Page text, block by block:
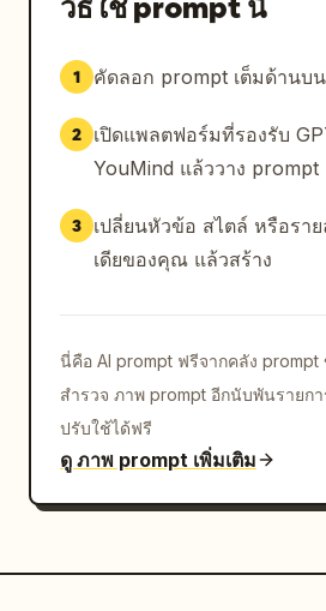
"เต็มตัวด้านข้าง", "ใบหน้าด้านหน้
      "speech_bubble": "แถมยังล็อกตัวละครได้ด้วย!
ต่อไปจะวาดตัวละครอย่างฉันให้หน้าต
ได้แล้วนะ!"
    },
      "number": 8,
      "action": "ชูนิ้วโป้ง ขยิบตา พร้อมพื้นหลัง
วิ้งๆ",
จริงๆ! ทุกคนต้องจับตามองให้ดีนะ!
    }
  ]
วิธีใช้ prompt นี้
1 คัดลอก prompt เต็มด้านบน
2
เปิดแพลตฟอร์มที่รองรับ
YouMind แล้ววาง prompt
3
เปลี่ยนหัวข้อ สไตล์ หรือราย
เดียของคุณ แล้วสร้าง
นี่คือ AI prompt ฟรีจากคลัง prompt
สำรวจ ภาพ prompt อีกนับพันรายก
ปรับใช้ได้ฟรี
ดู ภาพ prompt เพิ่มเติม